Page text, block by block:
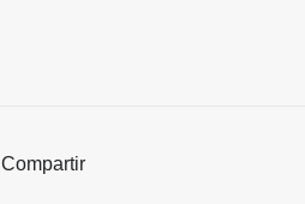
Compartir